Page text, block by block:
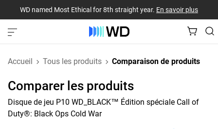
WD named Most Ethical for 8th straight year. En savoir plus
Accueil Tous les produits Comparaison de produits
Comparer les produits
Disque de jeu P10 WD_BLACK™ Édition spéciale Call of
Duty®: Black Ops Cold War